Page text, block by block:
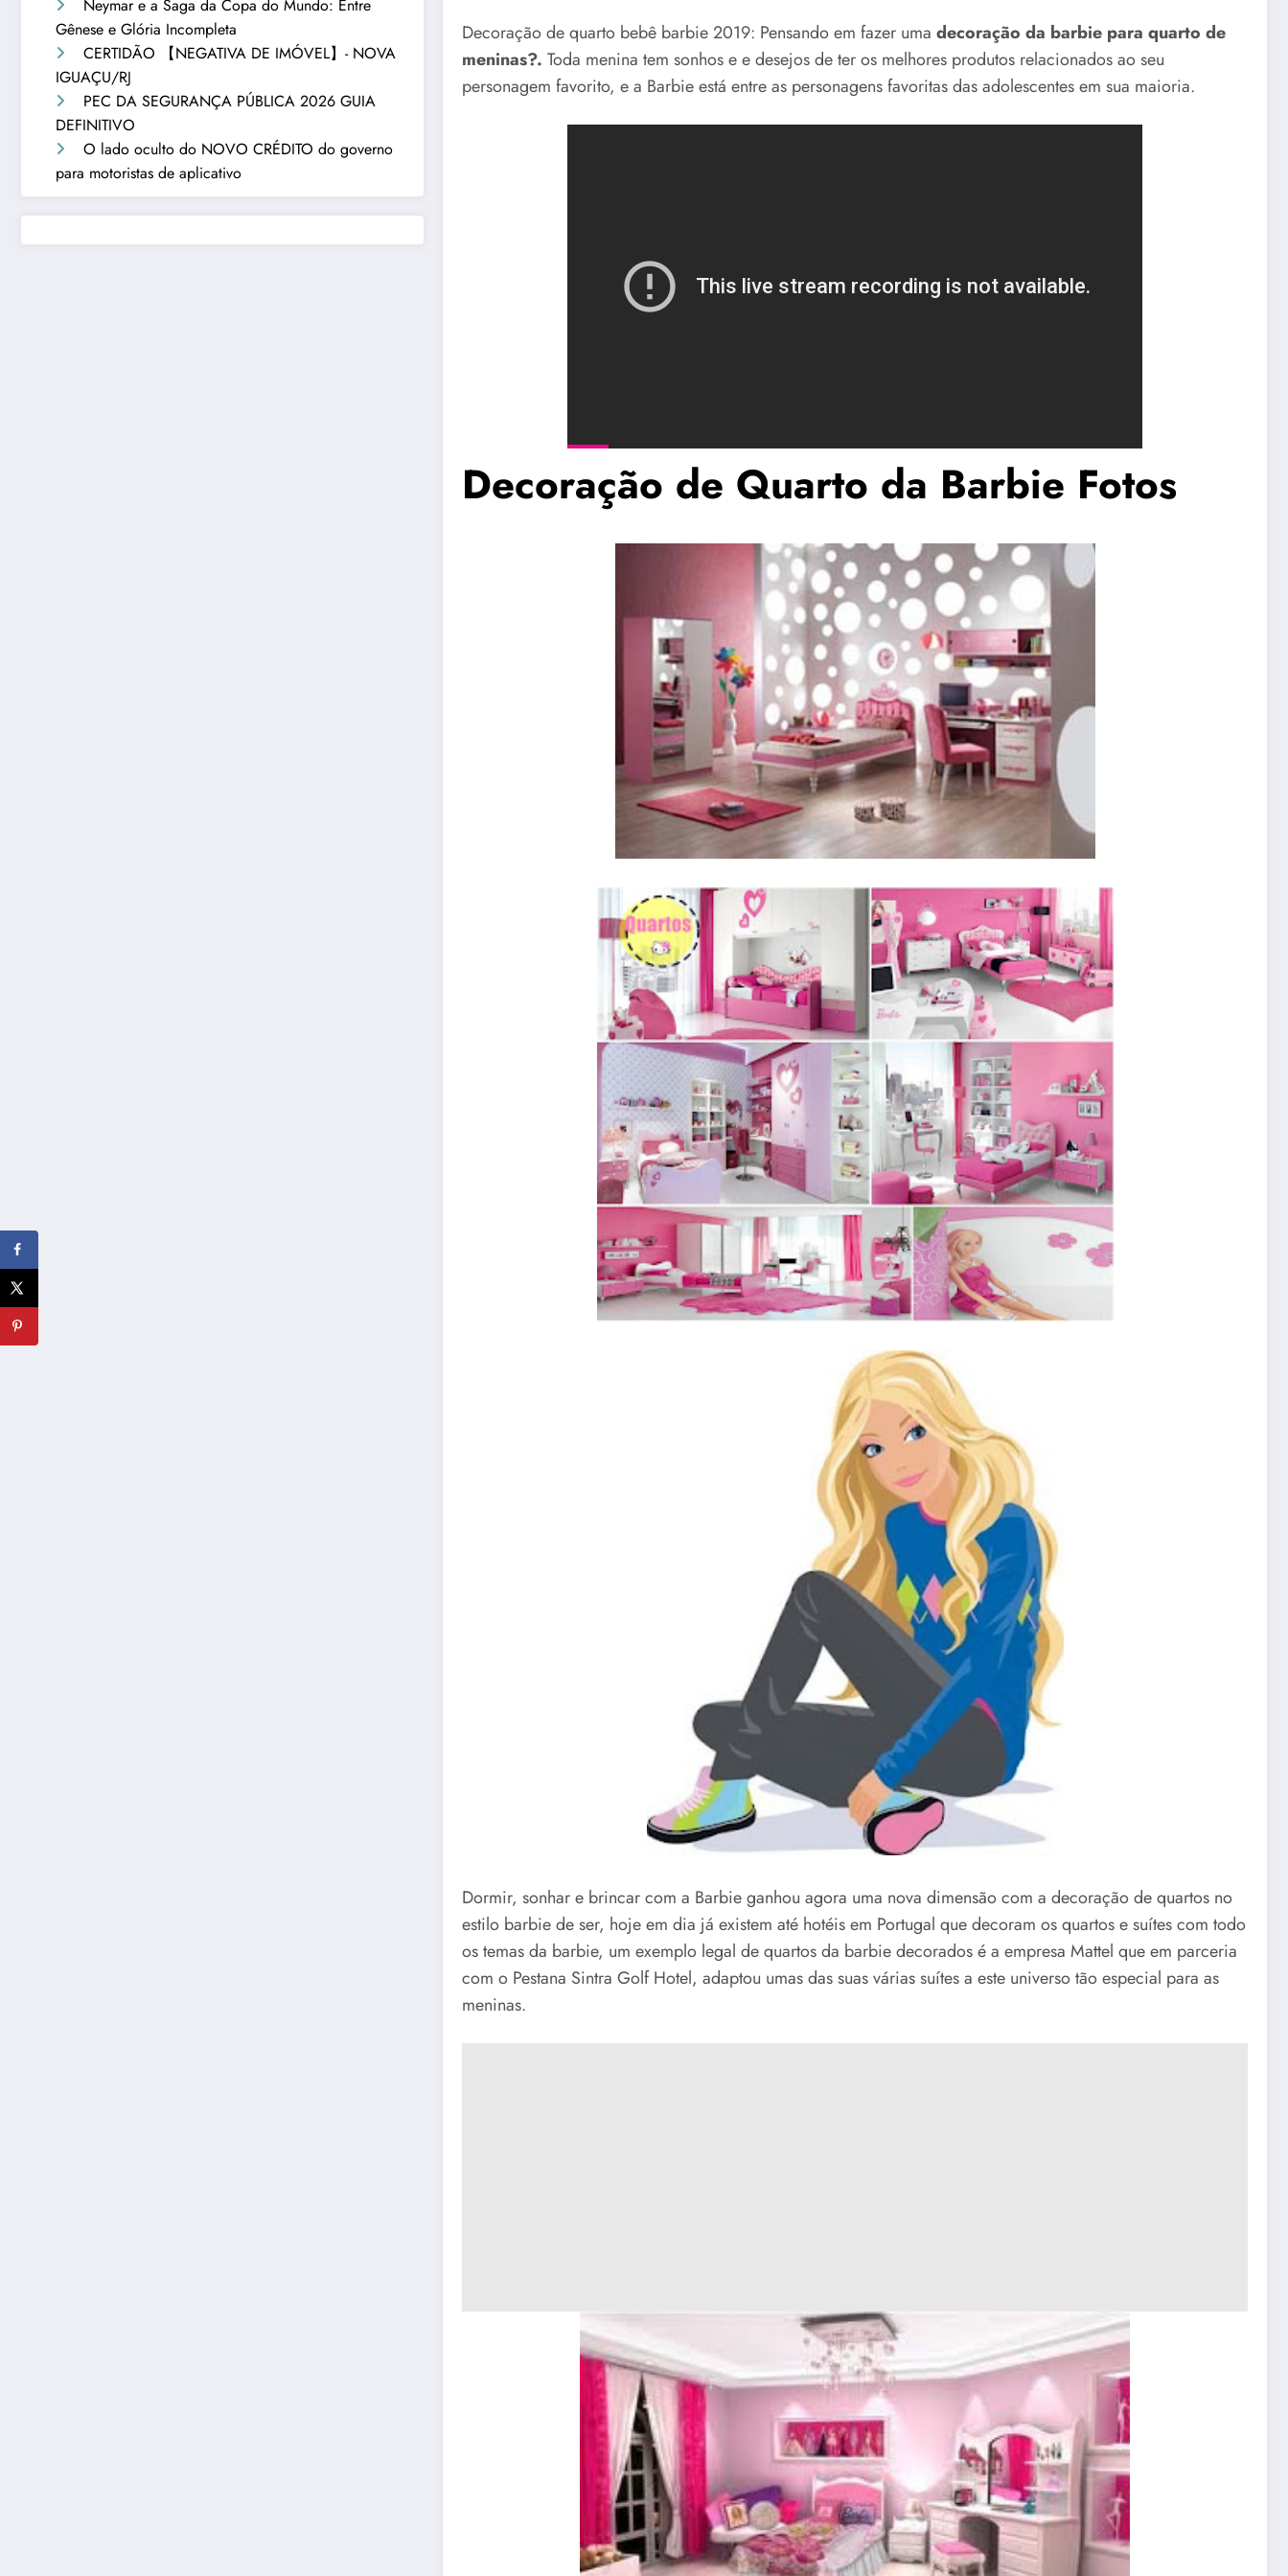
Neymar e a Saga da Copa do Mundo: Entre
Gênese e Glória Incompleta
CERTIDÃO 【NEGATIVA DE IMÓVEL】- NOVA
IGUAÇU/RJ
PEC DA SEGURANÇA PÚBLICA 2026 GUIA
DEFINITIVO
O lado oculto do NOVO CRÉDITO do governo
para motoristas de aplicativo
Decoração de quarto bebê barbie 2019: Pensando em fazer uma decoração da barbie para quarto de
meninas?. Toda menina tem sonhos e e desejos de ter os melhores produtos relacionados ao seu
personagem favorito, e a Barbie está entre as personagens favoritas das adolescentes em sua maioria.
Decoração de Quarto da Barbie Fotos
Dormir, sonhar e brincar com a Barbie ganhou agora uma nova dimensão com a decoração de quartos no
estilo barbie de ser, hoje em dia já existem até hotéis em Portugal que decoram os quartos e suítes com todo
os temas da barbie, um exemplo legal de quartos da barbie decorados é a empresa Mattel que em parceria
com o Pestana Sintra Golf Hotel, adaptou umas das suas várias suítes a este universo tão especial para as
meninas.